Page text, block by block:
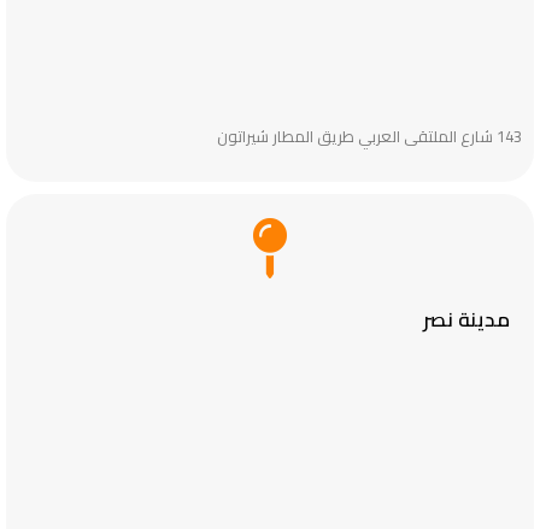
143 شارع الملتقى العربي طريق المطار شيراتون
مدينة نصر